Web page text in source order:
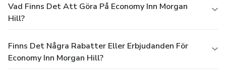
Vad Finns Det Att Göra På Economy Inn Morgan
Hill?
Finns Det Några Rabatter Eller Erbjudanden För
Economy Inn Morgan Hill?